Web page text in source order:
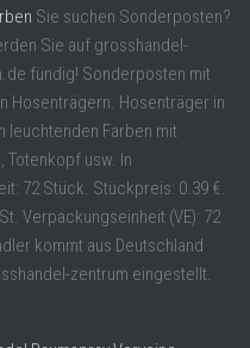
Sie suchen Sonderposten?
Sie auf grosshandel-
fündig! Sonderposten mit
Hosenträgern. Hosenträger in
leuchtenden Farben mit
Totenkopf usw. In
72 Stück. Stückpreis: 0.39 €.
Verpackungseinheit (VE): 72
kommt aus Deutschland
zentrum eingestellt.